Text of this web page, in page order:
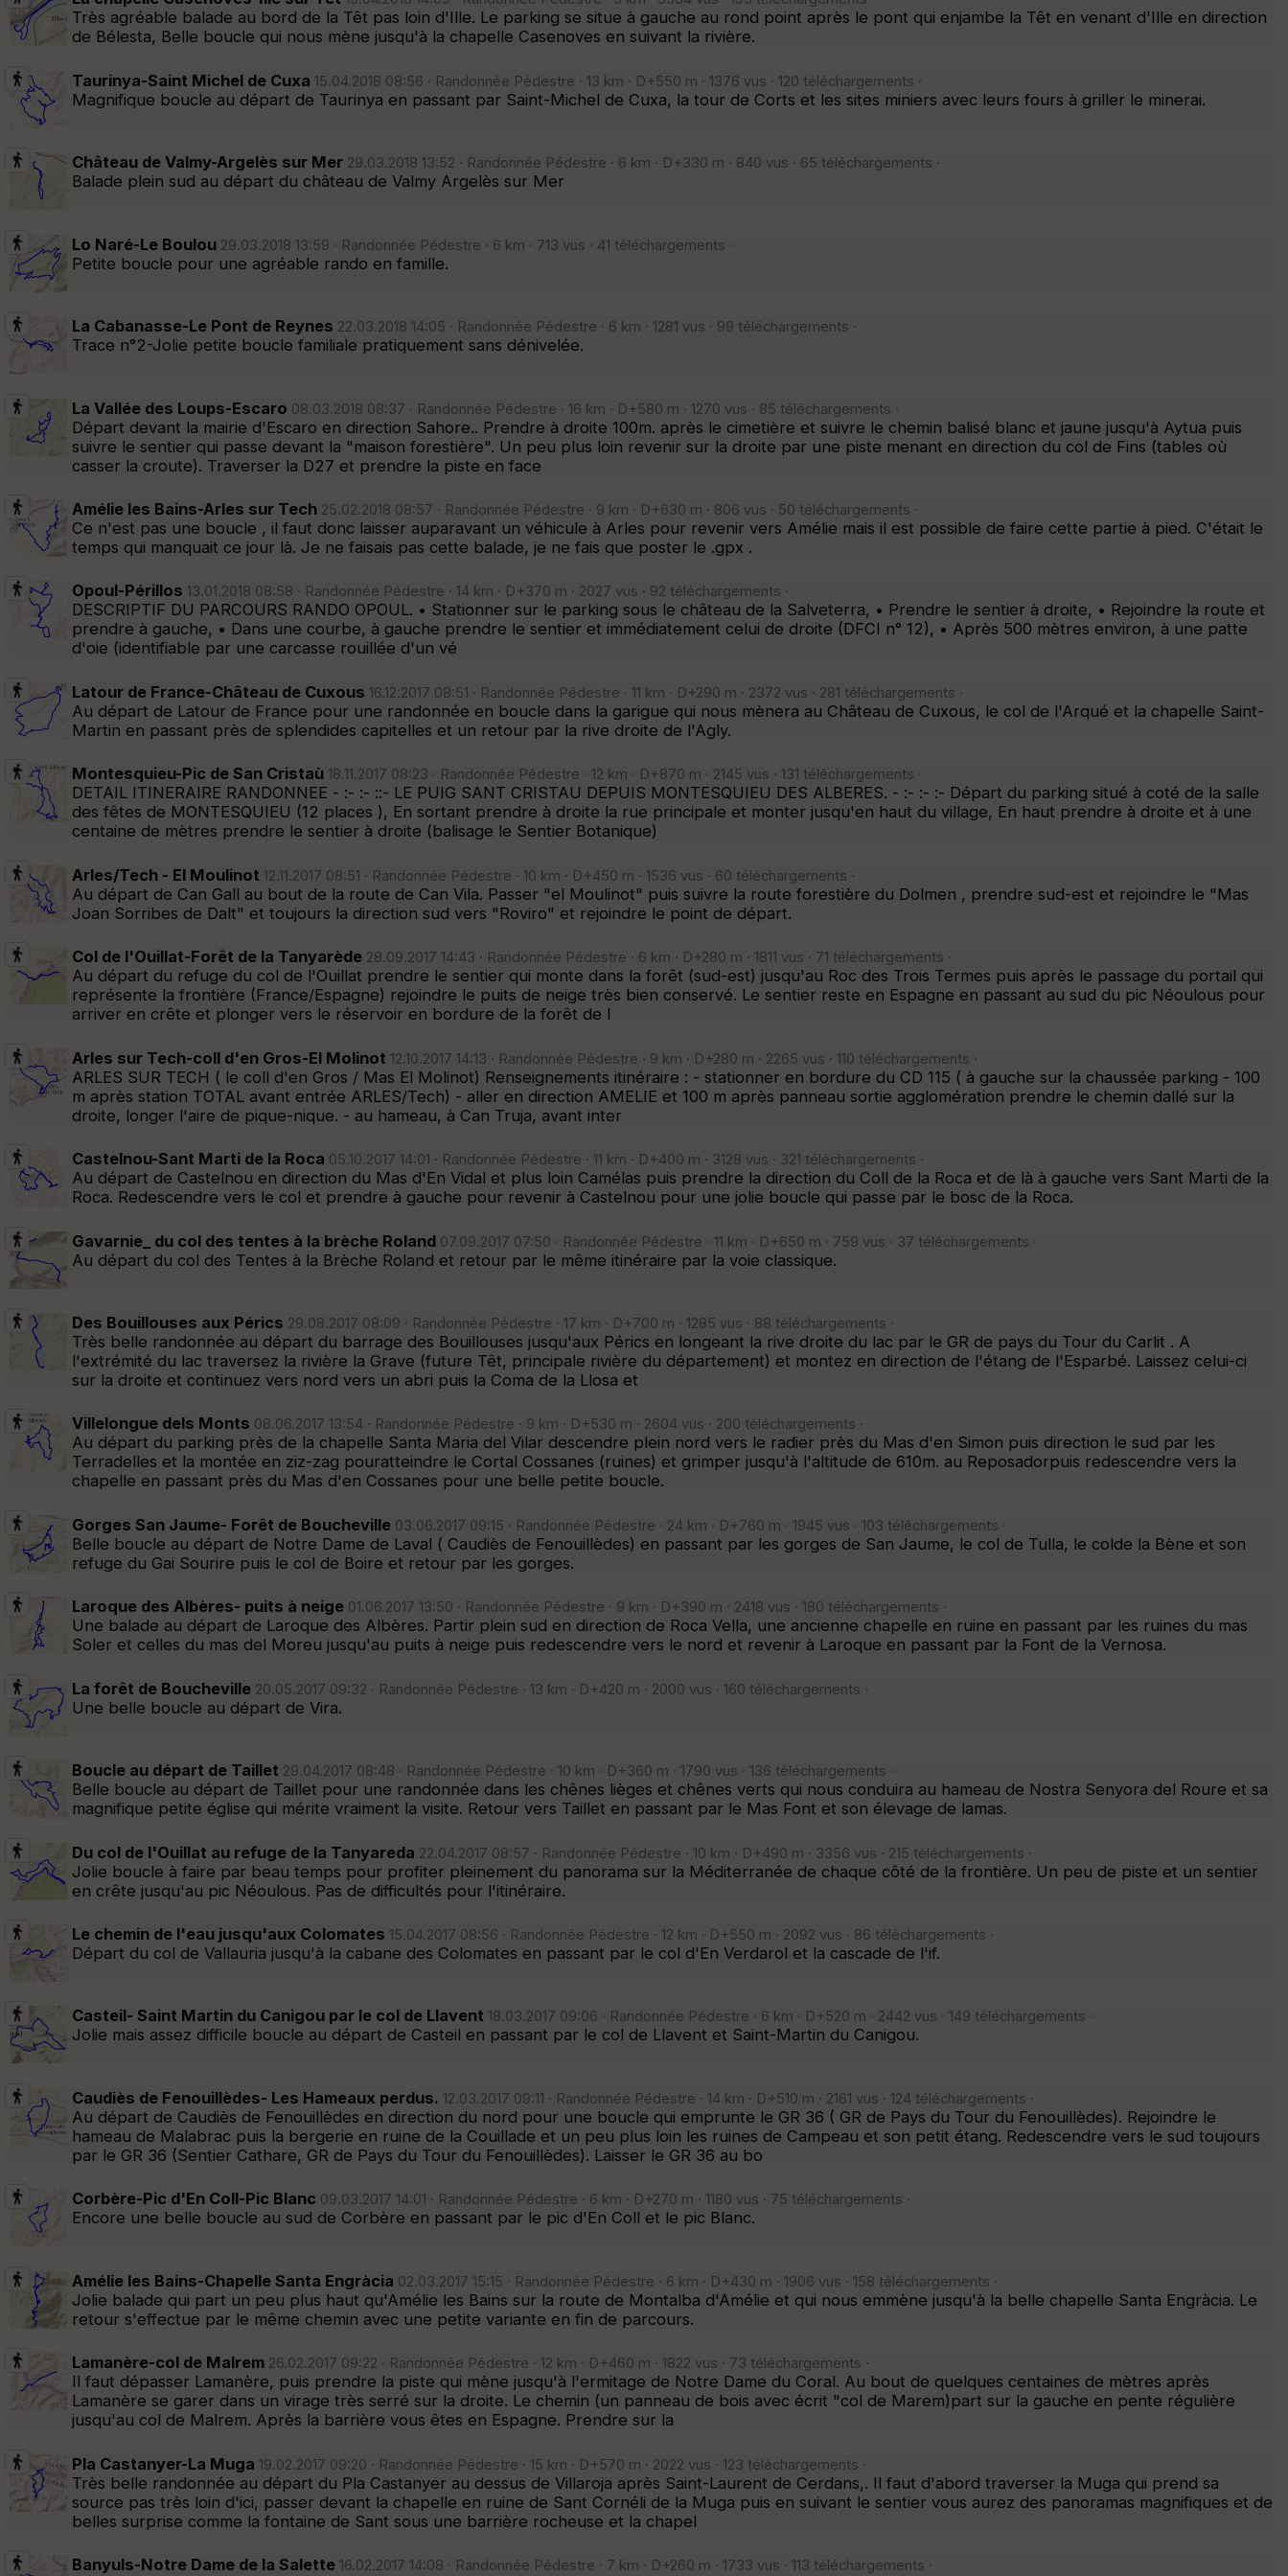
Très agréable balade au bord de la Têt pas loin d'Ille. Le parking se situe à gauche au rond point après le pont qui enjambe la Têt en venant d'Ille en direction
de Bélesta, Belle boucle qui nous mène jusqu'à la chapelle Casenoves en suivant la rivière.
Taurinya-Saint Michel de Cuxa 15.04.2018 08:56 · Randonnée Pédestre · 13 km · D+550 m · 1376 vus · 120 téléchargements ·
Magnifique boucle au départ de Taurinya en passant par Saint-Michel de Cuxa, la tour de Corts et les sites miniers avec leurs fours à griller le minerai.
Château de Valmy-Argelès sur Mer 29.03.2018 13:52 · Randonnée Pédestre · 6 km · D+330 m · 840 vus · 65 téléchargements ·
Balade plein sud au départ du château de Valmy Argelès sur Mer
Lo Naré-Le Boulou 29.03.2018 13:59 · Randonnée Pédestre · 6 km · 713 vus · 41 téléchargements ·
Petite boucle pour une agréable rando en famille.
La Cabanasse-Le Pont de Reynes 22.03.2018 14:05 · Randonnée Pédestre · 6 km · 1281 vus · 99 téléchargements ·
Trace n°2-Jolie petite boucle familiale pratiquement sans dénivelée.
La Vallée des Loups-Escaro 08.03.2018 08:37 · Randonnée Pédestre · 16 km · D+580 m · 1270 vus · 85 téléchargements ·
Départ devant la mairie d'Escaro en direction Sahore.. Prendre à droite 100m. après le cimetière et suivre le chemin balisé blanc et jaune jusqu'à Aytua puis
suivre le sentier qui passe devant la "maison forestière". Un peu plus loin revenir sur la droite par une piste menant en direction du col de Fins (tables où
casser la croute). Traverser la D27 et prendre la piste en face
Amélie les Bains-Arles sur Tech 25.02.2018 08:57 · Randonnée Pédestre · 9 km · D+630 m · 806 vus · 50 téléchargements ·
Ce n'est pas une boucle , il faut donc laisser auparavant un véhicule à Arles pour revenir vers Amélie mais il est possible de faire cette partie à pied. C'était le
temps qui manquait ce jour là. Je ne faisais pas cette balade, je ne fais que poster le .gpx .
Opoul-Périllos 13.01.2018 08:58 · Randonnée Pédestre · 14 km · D+370 m · 2027 vus · 92 téléchargements ·
DESCRIPTIF DU PARCOURS RANDO OPOUL. • Stationner sur le parking sous le château de la Salveterra, • Prendre le sentier à droite, • Rejoindre la route et
prendre à gauche, • Dans une courbe, à gauche prendre le sentier et immédiatement celui de droite (DFCI n° 12), • Après 500 mètres environ, à une patte
d'oie (identifiable par une carcasse rouillée d'un vé
Latour de France-Château de Cuxous 16.12.2017 08:51 · Randonnée Pédestre · 11 km · D+290 m · 2372 vus · 281 téléchargements ·
Au départ de Latour de France pour une randonnée en boucle dans la garigue qui nous mènera au Château de Cuxous, le col de l'Arqué et la chapelle Saint-
Martin en passant près de splendides capitelles et un retour par la rive droite de l'Agly.
Montesquieu-Pic de San Cristaù 18.11.2017 08:23 · Randonnée Pédestre · 12 km · D+870 m · 2145 vus · 131 téléchargements ·
DETAIL ITINERAIRE RANDONNEE - :- :- ::- LE PUIG SANT CRISTAU DEPUIS MONTESQUIEU DES ALBERES. - :- :- :- Départ du parking situé à coté de la salle
des fêtes de MONTESQUIEU (12 places ), En sortant prendre à droite la rue principale et monter jusqu'en haut du village, En haut prendre à droite et à une
centaine de mètres prendre le sentier à droite (balisage le Sentier Botanique)
Arles/Tech - El Moulinot 12.11.2017 08:51 · Randonnée Pédestre · 10 km · D+450 m · 1536 vus · 60 téléchargements ·
Au départ de Can Gall au bout de la route de Can Vila. Passer "el Moulinot" puis suivre la route forestière du Dolmen , prendre sud-est et rejoindre le "Mas
Joan Sorribes de Dalt" et toujours la direction sud vers "Roviro" et rejoindre le point de départ.
Col de l'Ouillat-Forêt de la Tanyarède 28.09.2017 14:43 · Randonnée Pédestre · 6 km · D+280 m · 1811 vus · 71 téléchargements ·
Au départ du refuge du col de l'Ouillat prendre le sentier qui monte dans la forêt (sud-est) jusqu'au Roc des Trois Termes puis après le passage du portail qui
représente la frontière (France/Espagne) rejoindre le puits de neige très bien conservé. Le sentier reste en Espagne en passant au sud du pic Néoulous pour
arriver en crête et plonger vers le réservoir en bordure de la forêt de l
Arles sur Tech-coll d'en Gros-El Molinot 12.10.2017 14:13 · Randonnée Pédestre · 9 km · D+280 m · 2265 vus · 110 téléchargements ·
ARLES SUR TECH ( le coll d'en Gros / Mas El Molinot) Renseignements itinéraire : - stationner en bordure du CD 115 ( à gauche sur la chaussée parking - 100
m après station TOTAL avant entrée ARLES/Tech) - aller en direction AMELIE et 100 m après panneau sortie agglomération prendre le chemin dallé sur la
droite, longer l'aire de pique-nique. - au hameau, à Can Truja, avant inter
Castelnou-Sant Marti de la Roca 05.10.2017 14:01 · Randonnée Pédestre · 11 km · D+400 m · 3128 vus · 321 téléchargements ·
Au départ de Castelnou en direction du Mas d'En Vidal et plus loin Camélas puis prendre la direction du Coll de la Roca et de là à gauche vers Sant Marti de la
Roca. Redescendre vers le col et prendre à gauche pour revenir à Castelnou pour une jolie boucle qui passe par le bosc de la Roca.
Gavarnie_ du col des tentes à la brèche Roland 07.09.2017 07:50 · Randonnée Pédestre · 11 km · D+650 m · 759 vus · 37 téléchargements ·
Au départ du col des Tentes à la Brèche Roland et retour par le même itinéraire par la voie classique.
Des Bouillouses aux Pérics 29.08.2017 08:09 · Randonnée Pédestre · 17 km · D+700 m · 1285 vus · 88 téléchargements ·
Très belle randonnée au départ du barrage des Bouillouses jusqu'aux Pérics en longeant la rive droite du lac par le GR de pays du Tour du Carlit . A
l'extrémité du lac traversez la rivière la Grave (future Têt, principale rivière du département) et montez en direction de l'étang de l'Esparbé. Laissez celui-ci
sur la droite et continuez vers nord vers un abri puis la Coma de la Llosa et
Villelongue dels Monts 08.06.2017 13:54 · Randonnée Pédestre · 9 km · D+530 m · 2604 vus · 200 téléchargements ·
Au départ du parking près de la chapelle Santa Maria del Vilar descendre plein nord vers le radier près du Mas d'en Simon puis direction le sud par les
Terradelles et la montée en ziz-zag pouratteindre le Cortal Cossanes (ruines) et grimper jusqu'à l'altitude de 610m. au Reposadorpuis redescendre vers la
chapelle en passant près du Mas d'en Cossanes pour une belle petite boucle.
Gorges San Jaume- Forêt de Boucheville 03.06.2017 09:15 · Randonnée Pédestre · 24 km · D+760 m · 1945 vus · 103 téléchargements ·
Belle boucle au départ de Notre Dame de Laval ( Caudiès de Fenouillèdes) en passant par les gorges de San Jaume, le col de Tulla, le colde la Bène et son
refuge du Gai Sourire puis le col de Boire et retour par les gorges.
Laroque des Albères- puits à neige 01.06.2017 13:50 · Randonnée Pédestre · 9 km · D+390 m · 2418 vus · 180 téléchargements ·
Une balade au départ de Laroque des Albères. Partir plein sud en direction de Roca Vella, une ancienne chapelle en ruine en passant par les ruines du mas
Soler et celles du mas del Moreu jusqu'au puits à neige puis redescendre vers le nord et revenir à Laroque en passant par la Font de la Vernosa.
La forêt de Boucheville 20.05.2017 09:32 · Randonnée Pédestre · 13 km · D+420 m · 2000 vus · 160 téléchargements ·
Une belle boucle au départ de Vira.
Boucle au départ de Taillet 29.04.2017 08:48 · Randonnée Pédestre · 10 km · D+360 m · 1790 vus · 136 téléchargements ·
Belle boucle au départ de Taillet pour une randonnée dans les chênes lièges et chênes verts qui nous conduira au hameau de Nostra Senyora del Roure et sa
magnifique petite église qui mérite vraiment la visite. Retour vers Taillet en passant par le Mas Font et son élevage de lamas.
Du col de l'Ouillat au refuge de la Tanyareda 22.04.2017 08:57 · Randonnée Pédestre · 10 km · D+490 m · 3356 vus · 215 téléchargements ·
Jolie boucle à faire par beau temps pour profiter pleinement du panorama sur la Méditerranée de chaque côté de la frontière. Un peu de piste et un sentier
en crête jusqu'au pic Néoulous. Pas de difficultés pour l'itinéraire.
Le chemin de l'eau jusqu'aux Colomates 15.04.2017 08:56 · Randonnée Pédestre · 12 km · D+550 m · 2092 vus · 86 téléchargements ·
Départ du col de Vallauria jusqu'à la cabane des Colomates en passant par le col d'En Verdarol et la cascade de l'if.
Casteil- Saint Martin du Canigou par le col de Llavent 18.03.2017 09:06 · Randonnée Pédestre · 6 km · D+520 m · 2442 vus · 149 téléchargements ·
Jolie mais assez difficile boucle au départ de Casteil en passant par le col de Llavent et Saint-Martin du Canigou.
Caudiès de Fenouillèdes- Les Hameaux perdus. 12.03.2017 09:11 · Randonnée Pédestre · 14 km · D+510 m · 2161 vus · 124 téléchargements ·
Au départ de Caudiès de Fenouillèdes en direction du nord pour une boucle qui emprunte le GR 36 ( GR de Pays du Tour du Fenouillèdes). Rejoindre le
hameau de Malabrac puis la bergerie en ruine de la Couillade et un peu plus loin les ruines de Campeau et son petit étang. Redescendre vers le sud toujours
par le GR 36 (Sentier Cathare, GR de Pays du Tour du Fenouillèdes). Laisser le GR 36 au bo
Corbère-Pic d'En Coll-Pic Blanc 09.03.2017 14:01 · Randonnée Pédestre · 6 km · D+270 m · 1180 vus · 75 téléchargements ·
Encore une belle boucle au sud de Corbère en passant par le pic d'En Coll et le pic Blanc.
Amélie les Bains-Chapelle Santa Engràcia 02.03.2017 15:15 · Randonnée Pédestre · 6 km · D+430 m · 1906 vus · 158 téléchargements ·
Jolie balade qui part un peu plus haut qu'Amélie les Bains sur la route de Montalba d'Amélie et qui nous emmène jusqu'à la belle chapelle Santa Engràcia. Le
retour s'effectue par le même chemin avec une petite variante en fin de parcours.
Lamanère-col de Malrem 26.02.2017 09:22 · Randonnée Pédestre · 12 km · D+460 m · 1822 vus · 73 téléchargements ·
Il faut dépasser Lamanère, puis prendre la piste qui mène jusqu'à l'ermitage de Notre Dame du Coral. Au bout de quelques centaines de mètres après
Lamanère se garer dans un virage très serré sur la droite. Le chemin (un panneau de bois avec écrit "col de Marem)part sur la gauche en pente régulière
jusqu'au col de Malrem. Après la barrière vous êtes en Espagne. Prendre sur la
Pla Castanyer-La Muga 19.02.2017 09:20 · Randonnée Pédestre · 15 km · D+570 m · 2022 vus · 123 téléchargements ·
Très belle randonnée au départ du Pla Castanyer au dessus de Villaroja après Saint-Laurent de Cerdans,. Il faut d'abord traverser la Muga qui prend sa
source pas très loin d'ici, passer devant la chapelle en ruine de Sant Cornéli de la Muga puis en suivant le sentier vous aurez des panoramas magnifiques et de
belles surprise comme la fontaine de Sant sous une barrière rocheuse et la chapel
Banyuls-Notre Dame de la Salette 16.02.2017 14:08 · Randonnée Pédestre · 7 km · D+260 m · 1733 vus · 113 téléchargements ·